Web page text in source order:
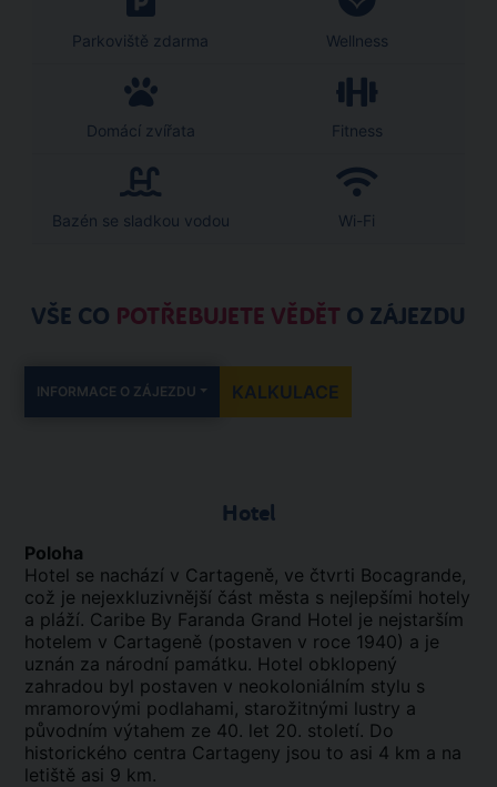
Parkoviště zdarma Wellness
Domácí zvířata Fitness
Bazén se sladkou vodou Wi-Fi
VŠE CO POTŘEBUJETE VĚDĚT O ZÁJEZDU
INFORMACE O ZÁJEZDU KALKULACE
Hotel
Poloha
Hotel se nachází v Cartageně, ve čtvrti Bocagrande,
což je nejexkluzivnější část města s nejlepšími hotely
a pláží. Caribe By Faranda Grand Hotel je nejstarším
hotelem v Cartageně (postaven v roce 1940) a je
uznán za národní památku. Hotel obklopený
zahradou byl postaven v neokoloniálním stylu s
mramorovými podlahami, starožitnými lustry a
původním výtahem ze 40. let 20. století. Do
historického centra Cartageny jsou to asi 4 km a na
letiště asi 9 km.